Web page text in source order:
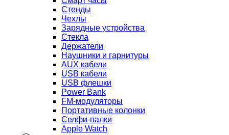
Стенды
Чехлы
Зарядные устройства
Стекла
Держатели
Наушники и гарнитуры
AUX кабели
USB кабели
USB флешки
Power Bank
FM-модуляторы
Портативные колонки
Селфи-палки
Apple Watch